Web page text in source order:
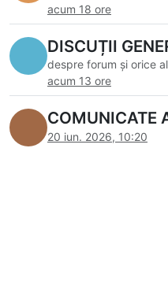
acum 18 ore
DISCUȚII
despre forum și orice
acum 13 ore
COMUNICATE
20 iun. 2026, 10:20